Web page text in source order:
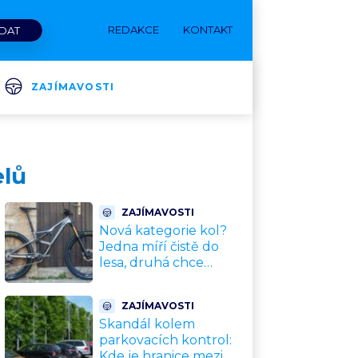
REDAKCE KONTAKT
ZAJÍMAVOSTI
ZAJÍMAVOSTI
Nová kategorie kol?
Jedna míří čistě do
lesa, druhá chce
rozporuplné názory
ZAJÍMAVOSTI
Skandál kolem
parkovacích kontrol: